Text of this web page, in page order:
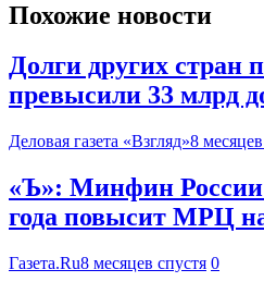
Похожие новости
Долги других стран
превысили 33 млрд
Деловая газета «Взгляд»8
«Ъ»: Минфин России
года повысит МРЦ
Газета.Ru8 месяцев спустя 0